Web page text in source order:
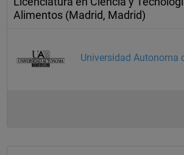
Alimentos (Madrid, Madrid)
Universidad Autonoma